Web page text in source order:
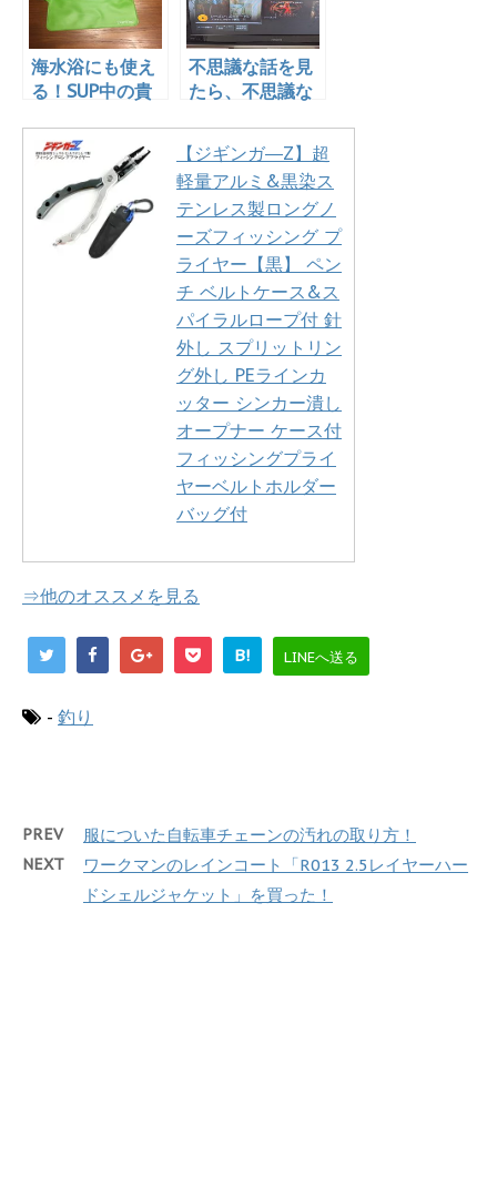
海水浴にも使え
る！SUP中の貴
不思議な話を見
たら、不思議な
話
【ジギンガ―Z】超
軽量アルミ&黒染ス
テンレス製ロングノ
ーズフィッシング プ
ライヤー【黒】 ペン
チ ベルトケース&ス
パイラルロープ付 針
外し スプリットリン
グ外し PEラインカ
ッター シンカー潰し
オープナー ケース付
フィッシングプライ
ヤーベルトホルダー
バッグ付
⇒他のオススメを見る
B! LINEへ送る
- 釣り
PREV 服についた自転車チェーンの汚れの取り方！
NEXT
ワークマンのレインコート「R013 2.5レイヤーハー
ドシェルジャケット」を買った！